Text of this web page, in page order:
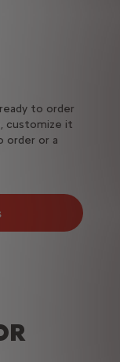
to order
customize it
order or a